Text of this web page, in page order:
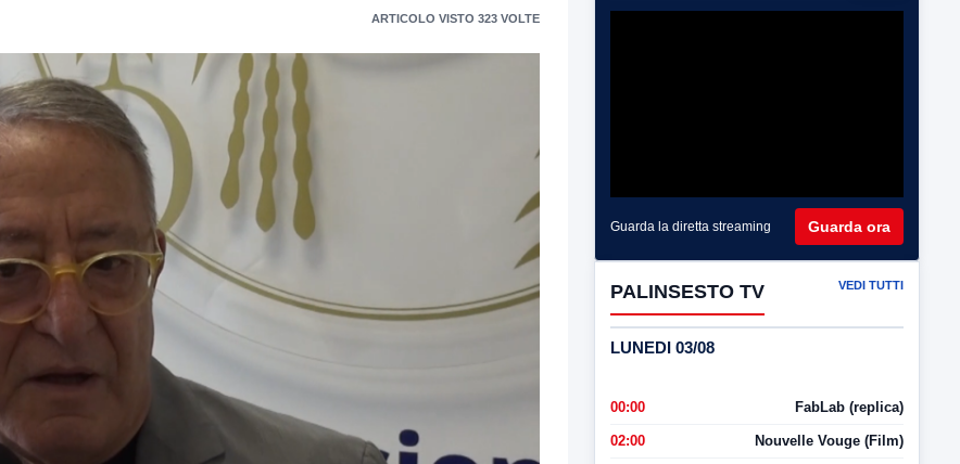
ARTICOLO VISTO 323 VOLTE
Guarda la diretta streaming Guarda ora
PALINSESTO TV VEDI TUTTI
LUNEDI 03/08
00:00 FabLab (replica)
02:00 Nouvelle Vouge (Film)